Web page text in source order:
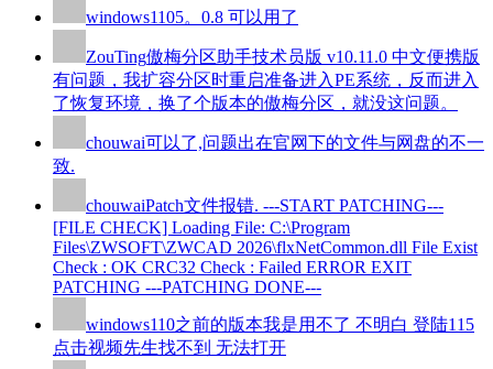
windows1105。0.8 可以用了
ZouTing傲梅分区助手技术员版 v10.11.0 中文便携版
有问题，我扩容分区时重启准备进入PE系统，反而进入
了恢复环境，换了个版本的傲梅分区，就没这问题。
chouwai可以了,问题出在官网下的文件与网盘的不一
致.
chouwaiPatch文件报错. ---START PATCHING---
[FILE CHECK] Loading File: C:\Program
Files\ZWSOFT\ZWCAD 2026\flxNetCommon.dll File Exist
Check : OK CRC32 Check : Failed ERROR EXIT
PATCHING ---PATCHING DONE---
windows110之前的版本我是用不了 不明白 登陆115
点击视频先生找不到 无法打开